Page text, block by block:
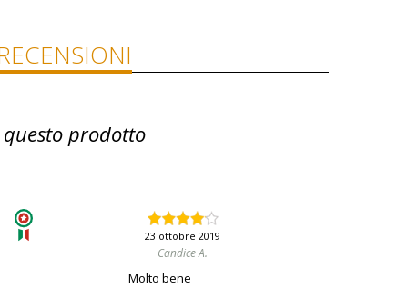
questo prodotto
23 ottobre 2019
Candice A.
Molto bene